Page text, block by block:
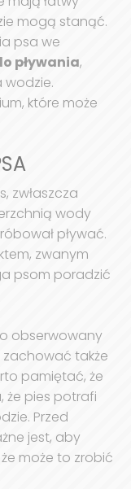
mogą stanąć.
psa we
pływania,
wodzie.
które może
zwłaszcza
wody
pływać.
zwanym
psom poradzić
obserwowany
także
pamiętać, że
że pies potrafi
Przed
jest, aby
może to zrobić